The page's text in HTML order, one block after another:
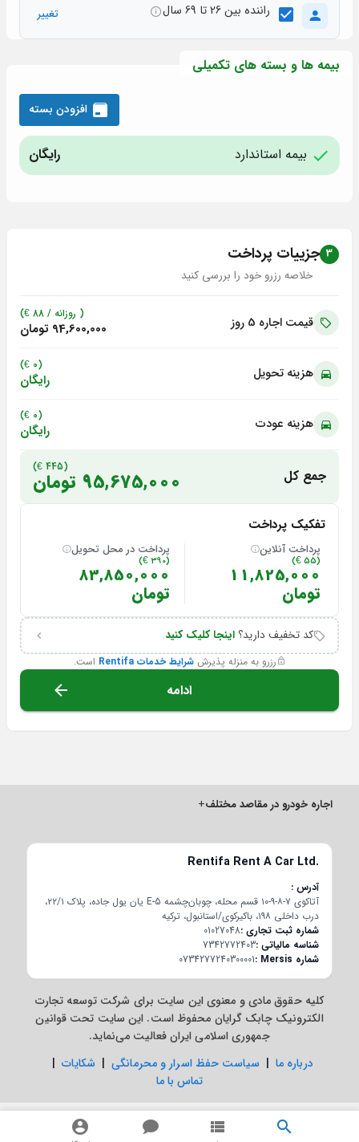
راننده بین 26 تا 69 سال تغییر
بیمه ها و بسته های تکمیلی
بیمه استاندارد رایگان
3 جزییات پرداخت
خلاصه رزرو خود را بررسی کنید
قیمت اجاره 5 روز ( روزانه / 88
€)
94,600,000 تومان
هزینه تحویل (0 €)
رایگان
هزینه عودت (0 €)
رایگان
جمع کل (445 €)
95,675,000 تومان
تفکیک پرداخت
پرداخت آنلاین
(55 €)
11,825,000
تومان
پرداخت در محل تحویل
(390 €)
83,850,000
تومان
کد تخفیف دارید؟اینجا کلیک کنید
رزرو به منزله پذیرششرایط خدمات Rentifa است.
ادامه
اجاره خودرو در مقاصد مختلف+
Rentifa Rent A Car Ltd.
آدرس
آتاکوی ۷-۸-۹-۱۰ قسم محله، چوبان‌چشمه E-5 یان یول جاده، پلاک ۲۲/۱،
درب داخلی ۱۹۸، باکیرکوی/استانبول، ترکیه
شماره ثبت تجاری01027048
شناسه مالیاتی7342772403
شماره Mersis
0734277240300001
کلیه حقوق مادی و معنوی این سایت برای شرکت توسعه تجارت
الکترونیک چابک گرایان محفوظ است. این سایت تحت قوانین
جمهوری اسلامی ایران فعالیت می‌نماید.
درباره ما | سیاست حفظ اسرار و محرمانگی | شکایات |
تماس با ما